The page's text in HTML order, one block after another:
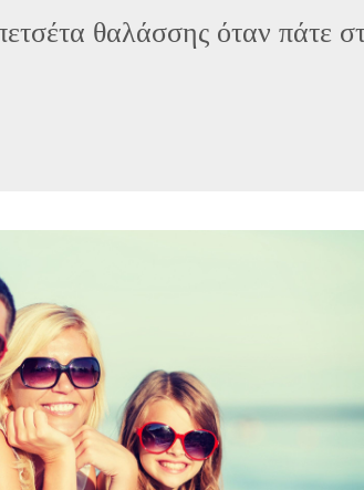
θαλάσσης όταν πάτε